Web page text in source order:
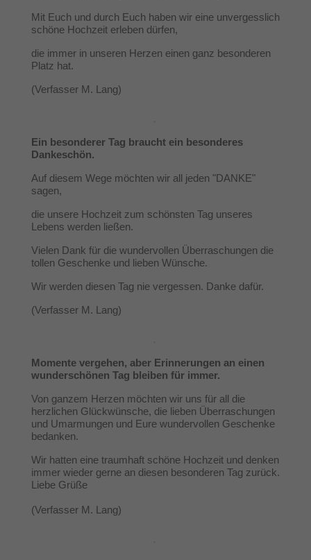
Mit Euch und durch Euch haben wir eine unvergesslich
schöne Hochzeit erleben dürfen,
die immer in unseren Herzen einen ganz besonderen
Platz hat.
(Verfasser M. Lang)
Ein besonderer Tag braucht ein besonderes
Dankeschön.
Auf diesem Wege möchten wir all jeden "DANKE"
sagen,
die unsere Hochzeit zum schönsten Tag unseres
Lebens werden ließen.
Vielen Dank für die wundervollen Überraschungen die
tollen Geschenke und lieben Wünsche.
Wir werden diesen Tag nie vergessen. Danke dafür.
(Verfasser M. Lang)
Momente vergehen, aber Erinnerungen an einen
wunderschönen Tag bleiben für immer.
Von ganzem Herzen möchten wir uns für all die
herzlichen Glückwünsche, die lieben Überraschungen
und Umarmungen und Eure wundervollen Geschenke
bedanken.
Wir hatten eine traumhaft schöne Hochzeit und denken
immer wieder gerne an diesen besonderen Tag zurück.
Liebe Grüße
(Verfasser M. Lang)